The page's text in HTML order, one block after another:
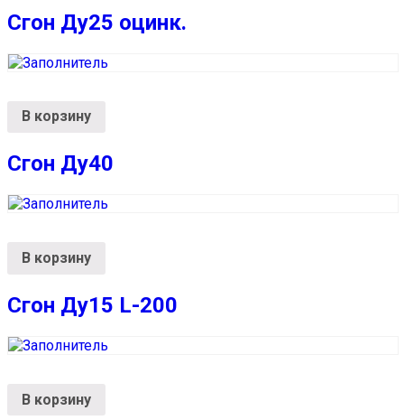
Сгон Ду25 оцинк.
В корзину
Сгон Ду40
В корзину
Сгон Ду15 L-200
В корзину